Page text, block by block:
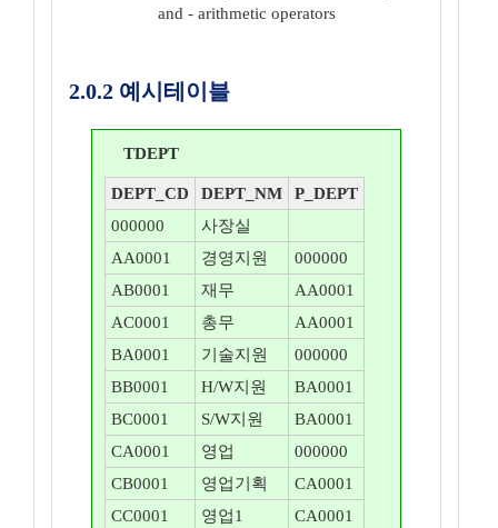
and - arithmetic operators
2.0.2 예시테이블
TDEPT
DEPT_CD DEPT_NM
P_DEPT
000000
사장실
AA0001
경영지원
000000
AB0001
재무
AA0001
AC0001
총무
AA0001
BA0001
기술지원
000000
BB0001
H/W지원
BA0001
BC0001
S/W지원
BA0001
CA0001
영업
000000
CB0001
영업기획
CA0001
CC0001
영업1
CA0001